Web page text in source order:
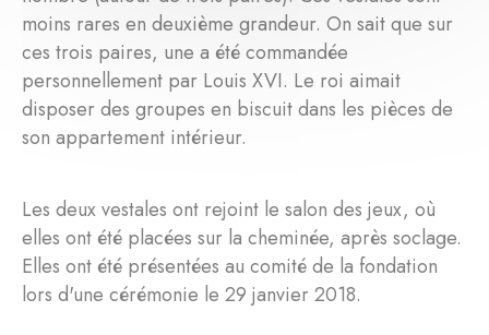
moins rares en deuxième grandeur. On sait que sur
ces trois paires, une a été commandée
personnellement par Louis XVI. Le roi aimait
disposer des groupes en biscuit dans les pièces de
son appartement intérieur.
Les deux vestales ont rejoint le salon des jeux, où
elles ont été placées sur la cheminée, après soclage.
Elles ont été présentées au comité de la fondation
lors d'une cérémonie le 29 janvier 2018.